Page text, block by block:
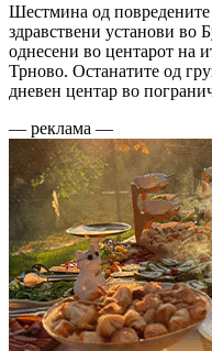
Шестмина од
здравствени установи во
однесени во центарот на
Трново. Останатите од
дневен центар во
— реклама —